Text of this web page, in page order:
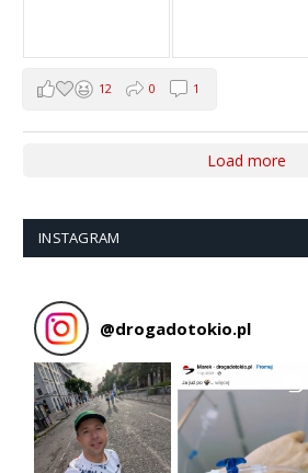
12 0 1
Load more
INSTAGRAM
@drogadotokio.pl